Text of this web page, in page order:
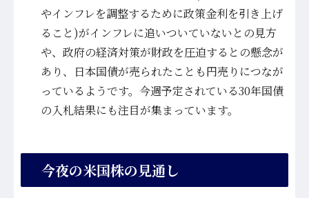
やインフレを調整するために政策金利を引き上げ
ること)がインフレに追いついていないとの見方
や、政府の経済対策が財政を圧迫するとの懸念が
あり、日本国債が売られたことも円売りにつなが
っているようです。今週予定されている30年国債
の入札結果にも注目が集まっています。
今夜の米国株の見通し